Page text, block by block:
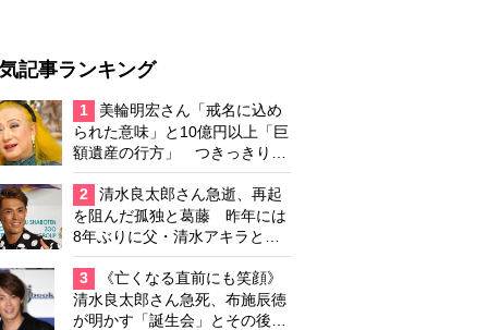
記事ランキング
1
美輪明宏さん「戒名に込め
られた意味」と10億円以上「巨
額遺産の行方」 つきっきりで
私生活をサポートしていた元俳
優が相続か
2
清水良太郎さん急逝、再起
を阻んだ孤独と葛藤 昨年には
8年ぶりに父・清水アキラと共
演、本格的な活動再開に向かっ
ていたが…周囲が懸念していた
「不安定なところ」
3
《亡くなる直前にも笑顔》
清水良太郎さん急死、布施辰徳
が明かす「誕生会」とその後の